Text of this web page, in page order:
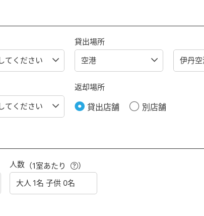
貸出場所
返却場所
貸出店舗 別店舗
人数（1室あたり ）